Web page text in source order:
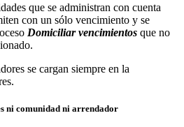
que se administran con cuenta
con un sólo vencimiento y se
Domiciliar vencimientos que no
se cargan siempre en la
ni comunidad ni arrendador